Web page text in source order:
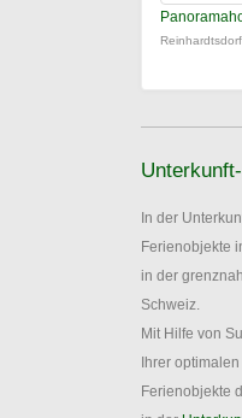
Reinhardtsdorf
In der
Ferienobjekte
in der
Schweiz.
Mit Hilfe von
Ihrer
Ferienobjekte